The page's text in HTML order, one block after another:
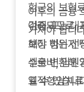
이후의 금융
가져야 합니
험군의 보험
검증되므로,
보장 범위 선
수술비, 입원
표적항암치
아래 표는 대
해야 하는지
셀로 변환해
일 수 있습니